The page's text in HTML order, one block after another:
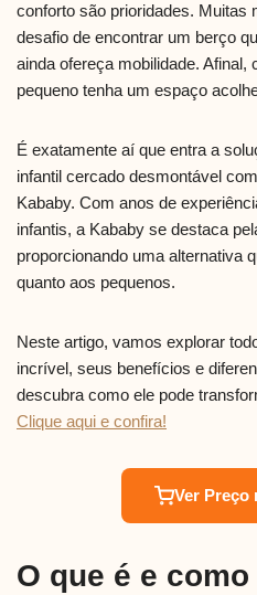
conforto são prioridades. Muitas
desafio de encontrar um berço
ainda ofereça mobilidade. Afinal,
pequeno tenha um espaço
É exatamente aí que entra a
infantil cercado desmontável
Kababy. Com anos de
infantis, a Kababy se destaca
proporcionando uma alternativa
quanto aos pequenos.
Neste artigo, vamos explorar
incrível, seus benefícios e
descubra como ele pode
Clique aqui e confira!
Ver Preço
O que é e